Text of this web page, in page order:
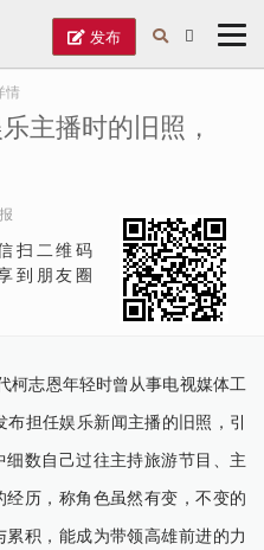
发布
情
主播时的旧照，
扫二维码
到朋友圈
柯志恩年轻时曾从事电视媒体工
担任娱乐新闻主播的旧照，引
数自己过往主持旅游节目、主
历，称角色虽然有变，不变的
积，能成为带领高雄前进的力